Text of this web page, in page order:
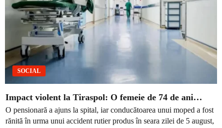
SOCIAL
Impact violent la Tiraspol: O femeie de 74 de ani…
O pensionară a ajuns la spital, iar conducătoarea unui moped a fost
rănită în urma unui accident rutier produs în seara zilei de 5 august,